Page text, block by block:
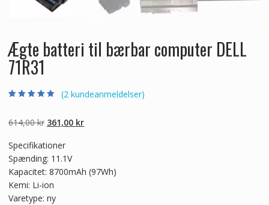
Ægte batteri til bærbar computer DELL
71R31
baseret på
kundebedømme
(2 kundeanmeldelser)
614,00kr Den
pris
var:
614,00 kr.
361,00 krDen
361,00 kr.
Specifikationer
Spænding: 11.1V
Kapacitet: 8700mAh (97Wh)
Kemi: Li-ion
Varetype: ny